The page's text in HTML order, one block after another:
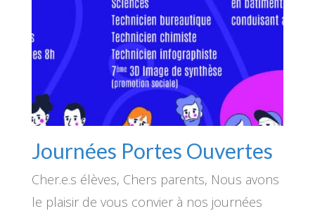
Journées Portes Ouvertes
Cher.e.s élèves, Chers parents, Nous avons
le plaisir de vous convier à nos journées